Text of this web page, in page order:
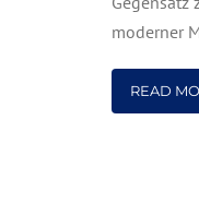
moderner
READ